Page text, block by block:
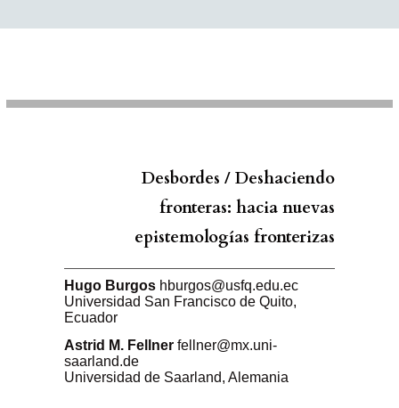
Desbordes / Deshaciendo
fronteras: hacia nuevas
epistemologías fronterizas
Hugo Burgos hburgos@usfq.edu.ec
Universidad San Francisco de Quito,
Ecuador
Astrid M. Fellner fellner@mx.uni-
saarland.de
Universidad de Saarland,Alemania